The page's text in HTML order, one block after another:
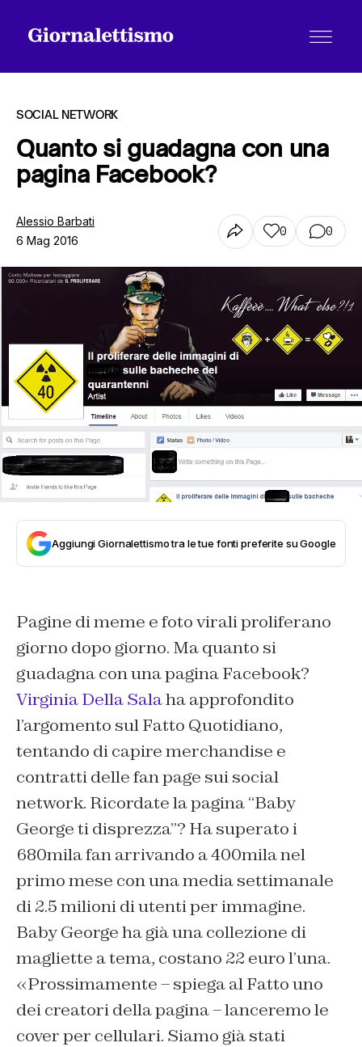
Tutti gli articoli
Chi siamo
SOCIAL NETWORK
Quanto si guadagna con una
pagina Facebook?
Alessio Barbati
6 Mag 2016
0 0
Aggiungi Giornalettismo tra le tue fonti preferite su Google
Pagine di meme e foto virali proliferano
giorno dopo giorno. Ma quanto si
guadagna con una pagina Facebook?
Virginia Della Salaha approfondito
l’argomento sul Fatto Quotidiano,
tentando di capire merchandise e
contratti delle fan page sui social
network. Ricordate la pagina “Baby
George ti disprezza”? Ha superato i
680mila fan arrivando a 400mila nel
primo mese con una media settimanale
di 2.5 milioni di utenti per immagine.
Baby George ha già una collezione di
magliette a tema, costano 22 euro l’una.
«Prossimamente – spiega al Fatto uno
dei creatori della pagina – lanceremo le
cover per cellulari. Siamo già stati